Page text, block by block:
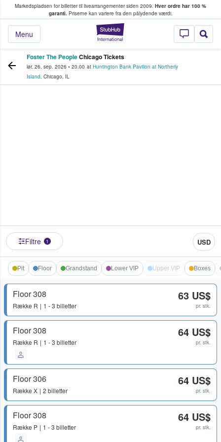
Markedspladsen for billetter til livearrangementer siden 2009. Hver ordre har 100 %
garanti.Priserne kan variere fra den pålydende værdi.
StubHub - Hvor
Menu
køber og sælger billetter
Foster The PeopleChicago Tickets
lør. 26. sep. 2026 • 20.00 at Huntington Bank Pavilion at Northerly
Island, Chicago, IL
Filtre 1 USD
Pit Floor Grandstand Lower VIP Upper VIP Boxes
Floor 308
Række R 1 - 3 billetter
63 US$
pr. stk.
Floor 308
Række R 1 - 3 billetter
64 US$
pr. stk.
Floor 306
Række X 2 billetter
64 US$
pr. stk.
Floor 308
Række P 1 - 3 billetter
64 US$
pr. stk.